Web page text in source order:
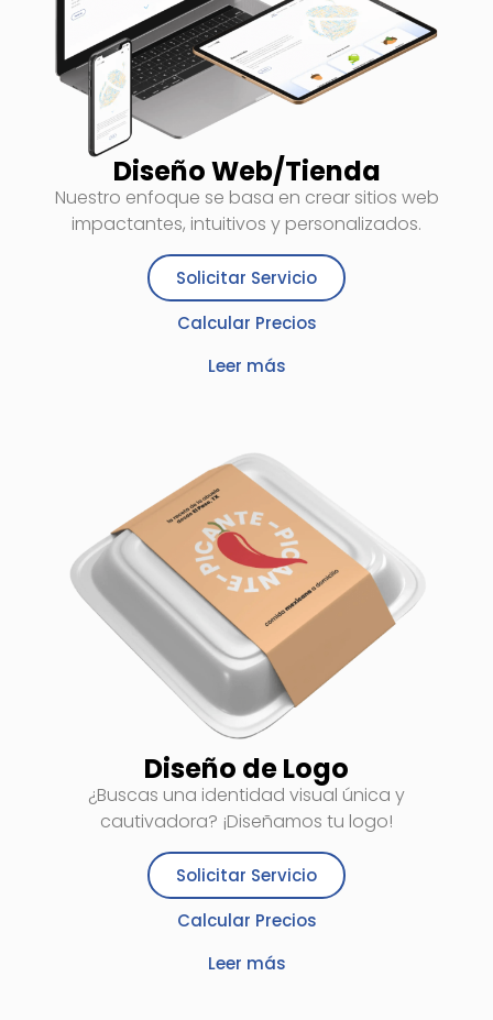
Diseño Web/Tienda
Nuestro enfoque se basa en crear sitios web
impactantes, intuitivos y personalizados.
Solicitar Servicio
Calcular Precios
Leer más
Diseño de Logo
¿Buscas una identidad visual única y
cautivadora? ¡Diseñamos tu logo!
Solicitar Servicio
Calcular Precios
Leer más